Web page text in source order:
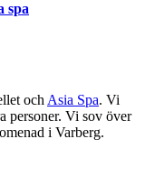
spa
och Asia Spa. Vi
personer. Vi sov över
i Varberg.